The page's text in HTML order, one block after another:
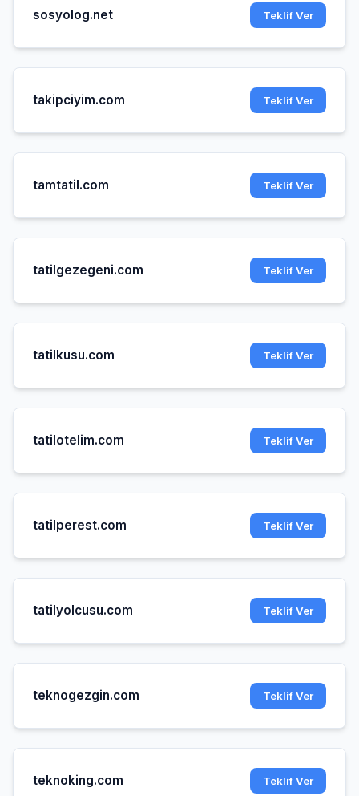
sosyolog.net Teklif Ver
takipciyim.com Teklif Ver
tamtatil.com Teklif Ver
tatilgezegeni.com Teklif Ver
tatilkusu.com Teklif Ver
tatilotelim.com Teklif Ver
tatilperest.com Teklif Ver
tatilyolcusu.com Teklif Ver
teknogezgin.com Teklif Ver
teknoking.com Teklif Ver